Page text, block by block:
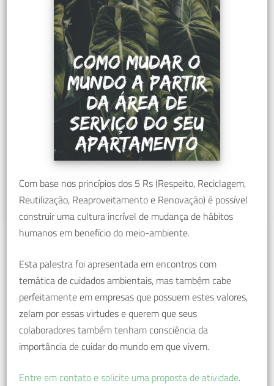
Com base nos princípios dos 5 Rs (Respeito, Reciclagem,
Reutilização, Reaproveitamento e Renovação) é possível
construir uma cultura incrível de mudança de hábitos
humanos em benefício do meio-ambiente.
Esta palestra foi apresentada em encontros com
temática de cuidados ambientais, mas também cabe
perfeitamente em empresas que possuem estes valores,
zelam por essas virtudes e querem que seus
colaboradores também tenham consciência da
importância de cuidar do mundo em que vivem.
Entre em contato e solicite uma proposta de atividade.